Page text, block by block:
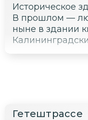
Историческое
В прошлом —
ныне в здании
Гетештрассе